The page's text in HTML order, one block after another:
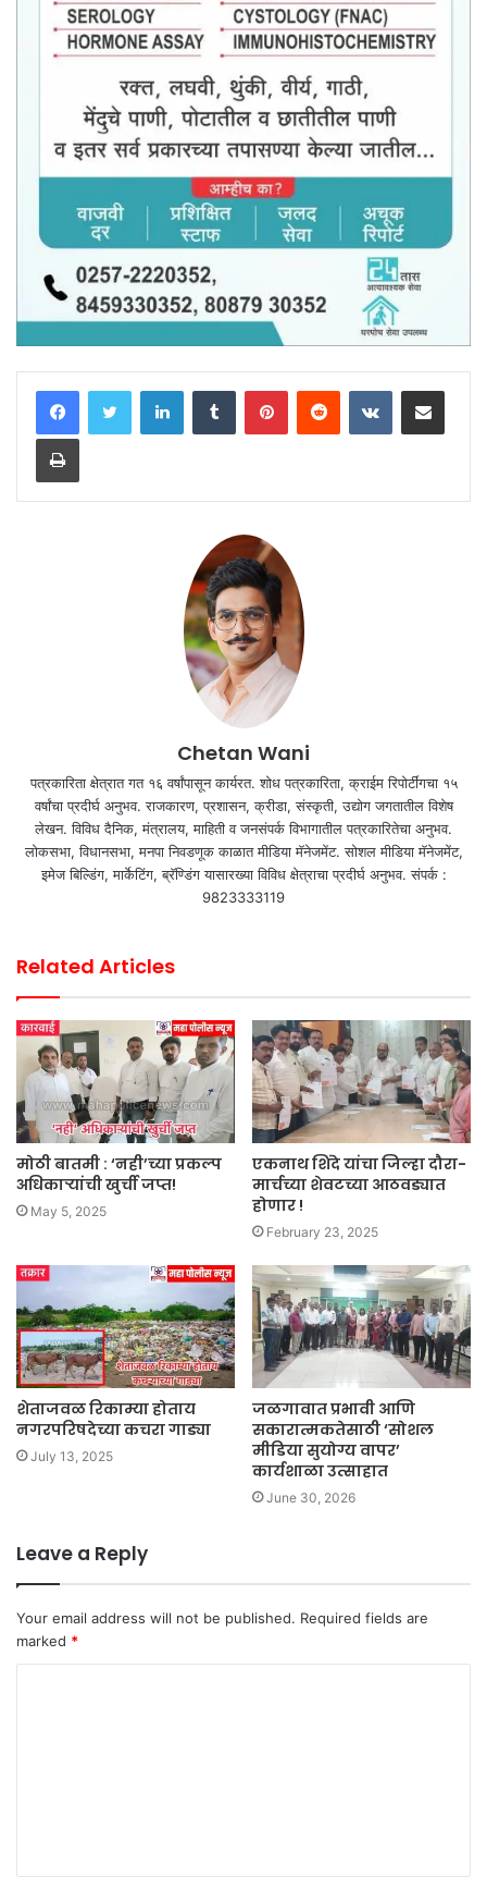
LinkedInTumblr PinterestReddit VKontakteShare via Email
Print
Chetan Wani
पत्रकारिता क्षेत्रात गत १६ वर्षांपासून कार्यरत. शोध पत्रकारिता, क्राईम रिपोर्टींगचा १५
वर्षांचा प्रदीर्घ अनुभव. राजकारण, प्रशासन, क्रीडा, संस्कृती, उद्योग जगतातील विशेष
लेखन. विविध दैनिक, मंत्रालय, माहिती व जनसंपर्क विभागातील पत्रकारितेचा अनुभव.
लोकसभा, विधानसभा, मनपा निवडणूक काळात मीडिया मॅनेजमेंट. सोशल मीडिया मॅनेजमेंट,
इमेज बिल्डिंग, मार्केटिंग, ब्रॅण्डिंग यासारख्या विविध क्षेत्राचा प्रदीर्घ अनुभव. संपर्क :
9823333119
Related Articles
मोठी बातमी : ‘नही’च्या प्रकल्प
अधिकाऱ्यांची खुर्ची जप्त!
May 5, 2025
एकनाथ शिंदे यांचा जिल्हा दौरा-
मार्चच्या शेवटच्या आठवड्यात
होणार !
February 23, 2025
शेताजवळ रिकाम्या होताय
नगरपरिषदेच्या कचरा गाड्या
July 13, 2025
जळगावात प्रभावी आणि
सकारात्मकतेसाठी ‘सोशल
मीडिया सुयोग्य वापर’
कार्यशाळा उत्साहात
June 30, 2026
Leave a Reply
Your email address will not be published. Required fields are
marked *
t